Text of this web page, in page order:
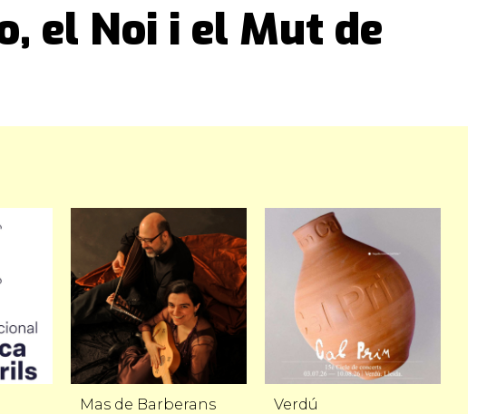
el Noi i el Mut de
Mas de Barberans Verdú